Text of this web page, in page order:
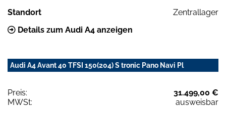
Standort
Zentrallager
Details zum Audi A4 anzeigen
Audi A4 Avant 40 TFSI 150(204) S tronic Pano Navi Pl
Preis:
31.499,00 €
MWSt:
ausweisbar